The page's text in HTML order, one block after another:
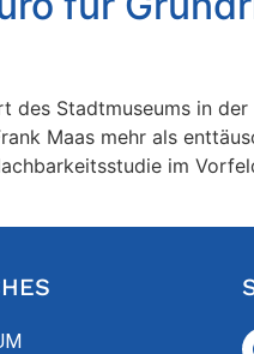
Stadtmuseums in der
Maas mehr als
im